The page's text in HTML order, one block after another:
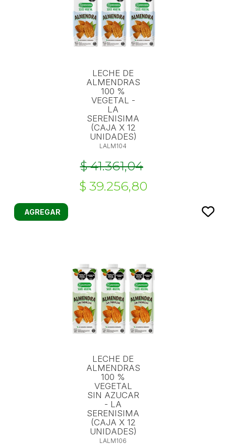
LECHE DE
ALMENDRAS
100 %
VEGETAL -
LA
SERENISIMA
(CAJA X 12
UNIDADES)
LALM104
$ 41.361,04
$ 39.256,80
AGREGAR
LECHE DE
ALMENDRAS
100 %
VEGETAL
SIN AZUCAR
- LA
SERENISIMA
(CAJA X 12
UNIDADES)
LALM106